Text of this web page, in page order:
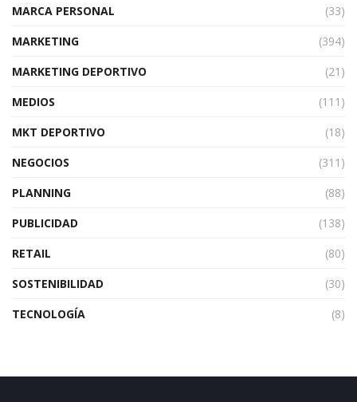
MARCA PERSONAL
(33)
MARKETING
(394)
MARKETING DEPORTIVO
(21)
MEDIOS
(111)
MKT DEPORTIVO
(18)
NEGOCIOS
(311)
PLANNING
(88)
PUBLICIDAD
(138)
RETAIL
(80)
SOSTENIBILIDAD
(30)
TECNOLOGÍA
(8)